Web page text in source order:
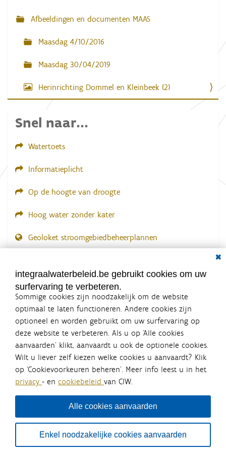
d
a
e
d
.
Afbeeldingen en documenten MAAS
Maasdag 4/10/2016
Maasdag 30/04/2019
Herinrichting Dommel en Kleinbeek (2)
Snel naar...
Watertoets
Informatieplicht
Op de hoogte van droogte
Hoog water zonder kater
Geoloket stroomgebiedbeheerplannen
LOGIN VEREIST
integraalwaterbeleid.be gebruikt cookies om uw
surfervaring te verbeteren.
Sommige cookies zijn noodzakelijk om de website
optimaal te laten functioneren. Andere cookies zijn
optioneel en worden gebruikt om uw surfervaring op
deze website te verbeteren. Als u op ‘Alle cookies
aanvaarden’ klikt, aanvaardt u ook de optionele cookies.
Wilt u liever zelf kiezen welke cookies u aanvaardt? Klik
op ‘Cookievoorkeuren beheren’. Meer info leest u in het
privacy - en cookiebeleid van CIW.
Alle cookies aanvaarden
Enkel noodzakelijke cookies aanvaarden
Integraalwaterbeleid.be is een
officiële website van de Vlaamse
overheid
uitgegeven door Coördinatiecommissie Integraal
Waterbeleid
De Coördinatiecommissie Integraal Waterbeleid (CIW) is een
bestuursniveaus die bij het waterbeleid betrokken zijn. Ook
waterbedrijven nemen deel aan het overleg. Deze
samenwerking zorgt voor een gecoördineerde en
geïntegreerde aanpak van het waterbeleid en waterbeheer
in Vlaanderen.